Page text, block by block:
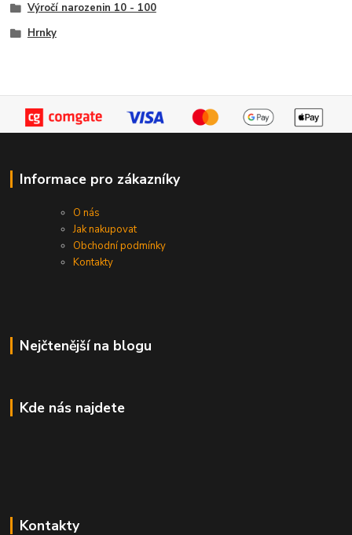
Výročí narozenin 10 - 100
Hrnky
Informace pro zákazníky
O nás
Jak nakupovat
Obchodní podmínky
Kontakty
Nejčtenější na blogu
Kde nás najdete
Kontakty